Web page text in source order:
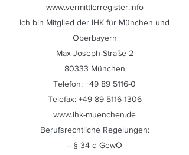
www.vermittlerregister.info
Ich bin Mitglied der IHK für München und
Oberbayern
Max-Joseph-Straße 2
80333 München
Telefon: +49 89 5116-0
Telefax: +49 89 5116-1306
www.ihk-muenchen.de
Berufsrechtliche Regelungen:
– § 34 d GewO